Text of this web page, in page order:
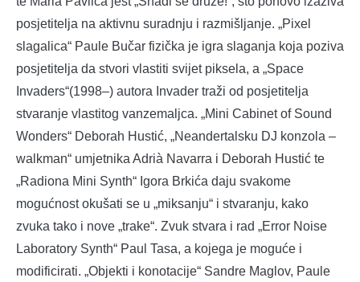
posjetitelja na aktivnu suradnju i razmišljanje. „Pixel
slagalica“ Paule Bučar fizička je igra slaganja koja poziva
posjetitelja da stvori vlastiti svijet piksela, a „Space
Invaders“(1998–) autora Invader traži od posjetitelja
stvaranje vlastitog vanzemaljca. „Mini Cabinet of Sound
Wonders“ Deborah Hustić, „Neandertalsku DJ konzola –
walkman“ umjetnika Adrià Navarra i Deborah Hustić te
„Radiona Mini Synth“ Igora Brkića daju svakome
mogućnost okušati se u „miksanju“ i stvaranju, kako
zvuka tako i nove „trake“. Zvuk stvara i rad „Error Noise
Laboratory Synth“ Paul Tasa, a kojega je moguće i
modificirati. „Objekti i konotacije“ Sandre Maglov, Paule